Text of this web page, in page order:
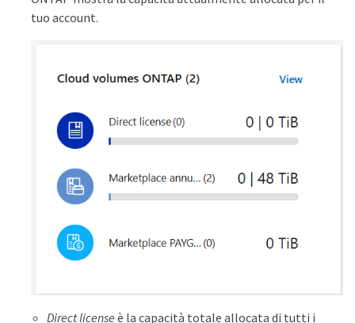
tuo account.
Direct license è la capacità totale allocata di tutti i